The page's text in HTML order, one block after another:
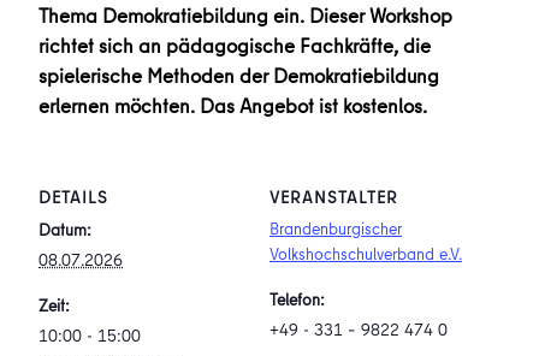
Thema Demokratiebildung ein. Dieser Workshop
richtet sich an pädagogische Fachkräfte, die
spielerische Methoden der Demokratiebildung
erlernen möchten. Das Angebot ist kostenlos.
DETAILS
Datum:
08.07.2026
Zeit:
10:00 - 15:00
VERANSTALTER
Brandenburgischer
Volkshochschulverband e.V.
Telefon:
+49 - 331 – 9822 474 0